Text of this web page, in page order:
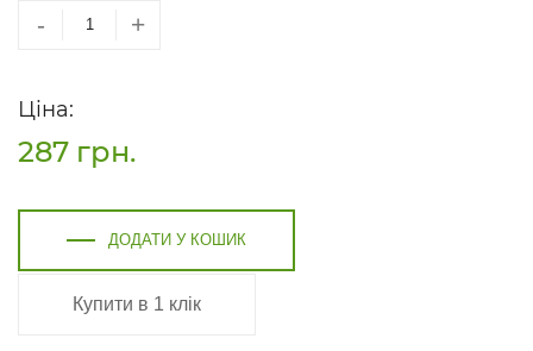
- +
Ціна:
287 грн.
ДОДАТИ У КОШИК
Купити в 1 клік